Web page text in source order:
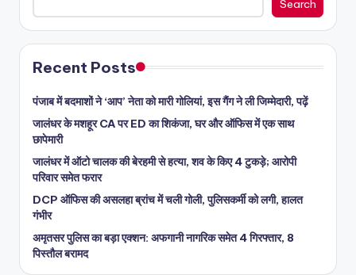
Search
Recent Posts
पंजाब में बदमाशों ने ‘आप’ नेता को मारी गोलियां, इस गैंग ने ली जिम्मेदारी, पढ़ें
जालंधर के मशहूर CA पर ED का शिकंजा, घर और ऑफिस में एक साथ
छापेमारी
जालंधर में ऑटो चालक की बेरहमी से हत्या, शव के किए 4 टुकड़े; आरोपी
परिवार समेत फरार
DCP ऑफिस की असलहा ब्रांच में चली गोली, पुलिसकर्मी को लगी, हालत
गंभीर
अमृतसर पुलिस का बड़ा एक्शन: अफगानी नागरिक समेत 4 गिरफ्तार, 8
पिस्तौल बरामद